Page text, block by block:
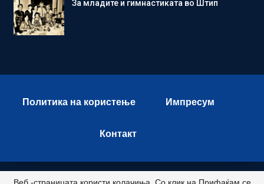
Зa младите и гимнастиката во Штип
Политика на користење Импресум
Контакт